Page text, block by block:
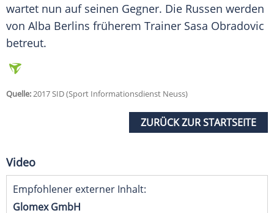
wartet nun auf seinen Gegner. Die Russen werden
von Alba Berlins früherem Trainer Sasa Obradovic
betreut.
Quelle:2017 SID (Sport Informationsdienst Neuss)
ZURÜCK ZUR STARTSEITE
Video
Empfohlener externer Inhalt:
Glomex GmbH